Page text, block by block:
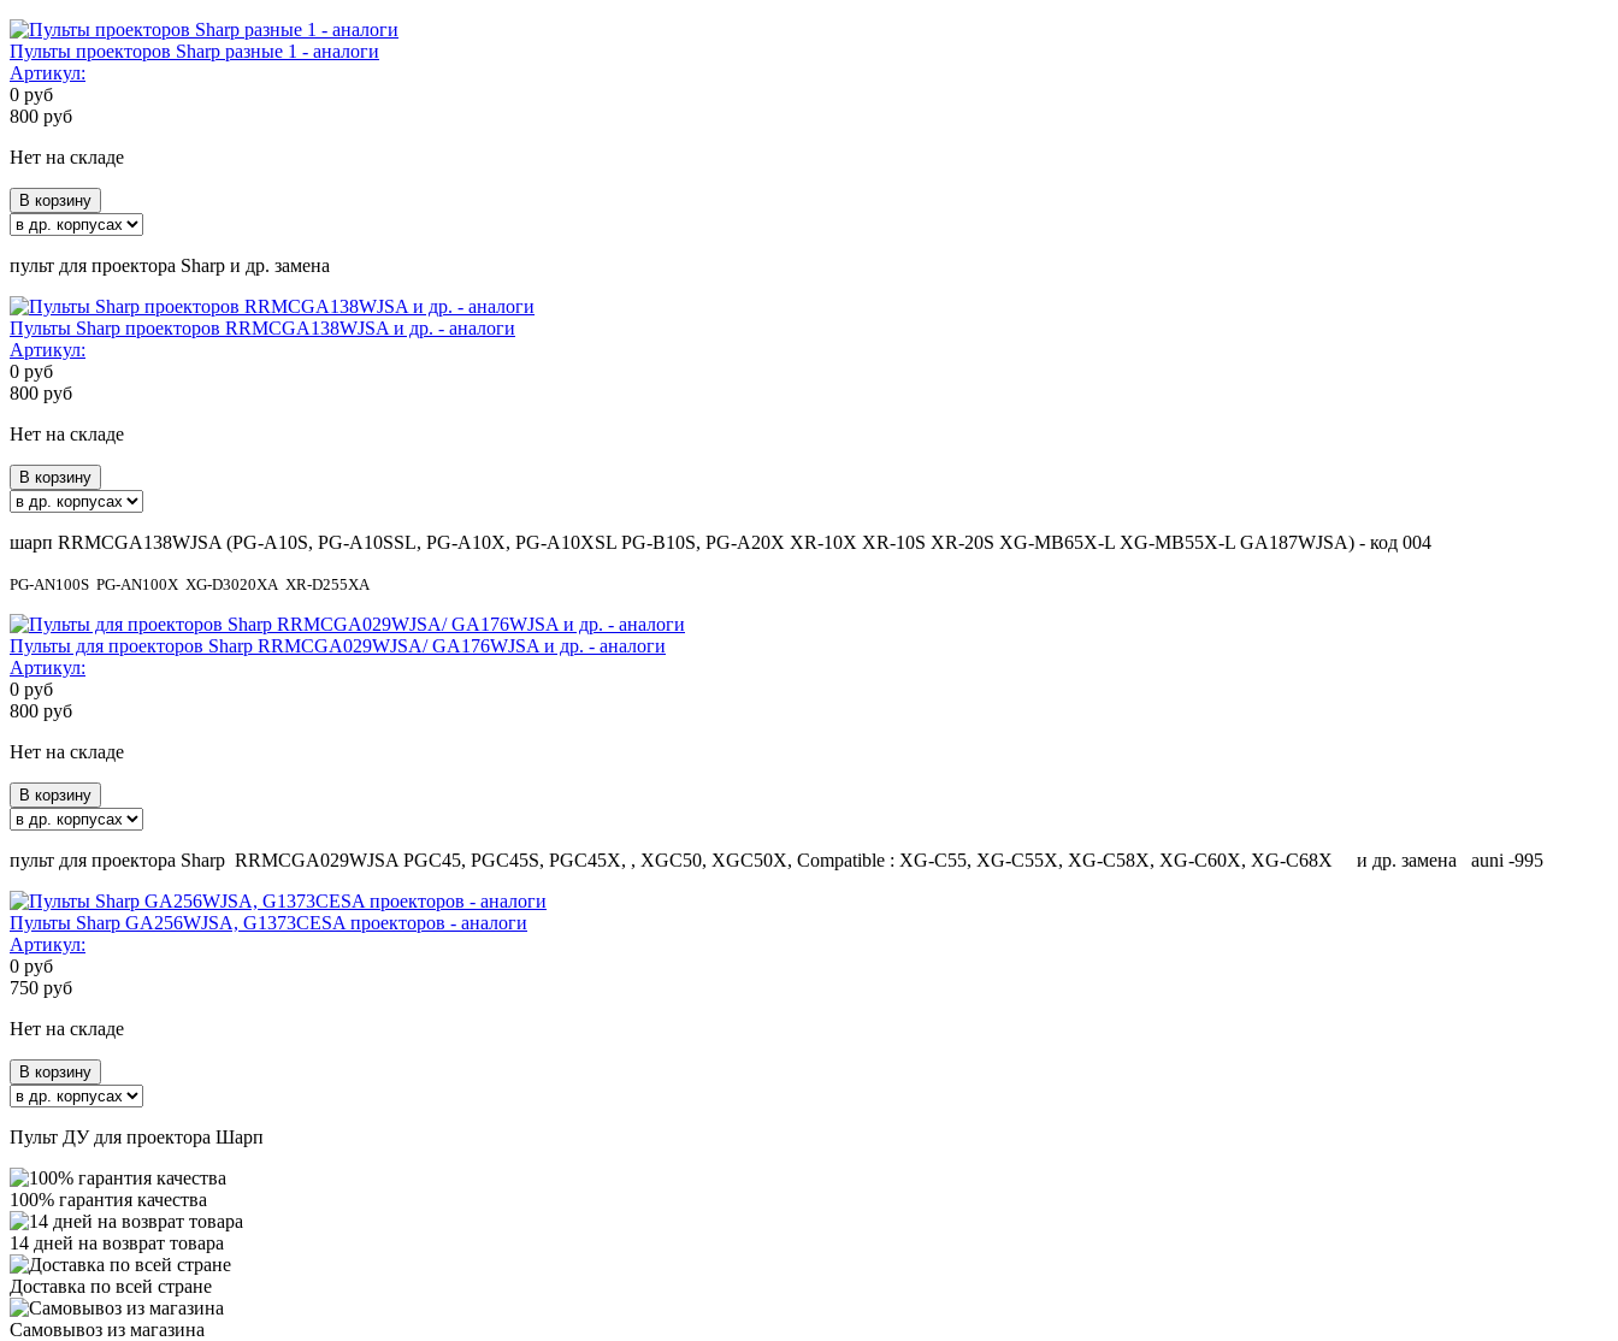
Пульты проекторов Sharp разные 1 - аналоги
Артикул:
0 руб
800 руб
Нет на складе
В корзину
пульт для проектора Sharp и др. замена
Пульты Sharp проекторов RRMCGA138WJSA и др. - аналоги
Артикул:
0 руб
800 руб
Нет на складе
В корзину
шарп RRMCGA138WJSA (PG-A10S, PG-A10SSL, PG-A10X, PG-A10XSL PG-B10S, PG-A20X XR-10X XR-10S XR-20S XG-MB65X-L XG-MB55X-L GA187WJSA) - код 004
PG-AN100S PG-AN100X XG-D3020XA XR-D255XA
Пульты для проекторов Sharp RRMCGA029WJSA/ GA176WJSA и др. - аналоги
Артикул:
0 руб
800 руб
Нет на складе
В корзину
пульт для проектора Sharp RRMCGA029WJSA PGC45, PGC45S, PGC45X, , XGC50, XGC50X, Compatible : XG-C55, XG-C55X, XG-C58X, XG-C60X, XG-C68X и др. замена auni -995
Пульты Sharp GA256WJSA, G1373CESA проекторов - аналоги
Артикул:
0 руб
750 руб
Нет на складе
В корзину
Пульт ДУ для проектора Шарп
100% гарантия качества
14 дней на возврат товара
Доставка по всей стране
Самовывоз из магазина